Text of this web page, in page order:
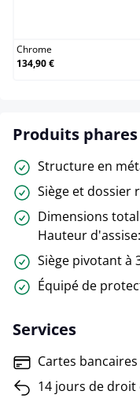
Chrome
134,90 €
Produits phares
Structure en
Siège et dossier
Dimensions
Hauteur
Siège pivotant à
Équipé de
Services
Cartes
14 jours de